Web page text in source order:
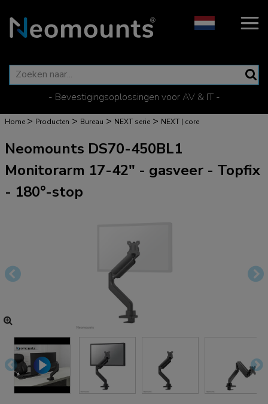
- Bevestigingsoplossingen voor AV & IT -
Home > Producten > Bureau > NEXT serie > NEXT | core
Neomounts DS70-450BL1
Monitorarm 17-42" - gasveer - Topfix
- 180°-stop